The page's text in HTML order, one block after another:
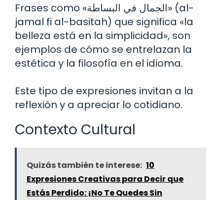
Frases como «الجمال في البساطة» (al-
jamal fi al-basitah) que significa «la
belleza está en la simplicidad», son
ejemplos de cómo se entrelazan la
estética y la filosofía en el idioma.
Este tipo de expresiones invitan a la
reflexión y a apreciar lo cotidiano.
Contexto Cultural
Quizás también te interese: 10
Expresiones Creativas para Decir que
Estás Perdido: ¡No Te Quedes Sin